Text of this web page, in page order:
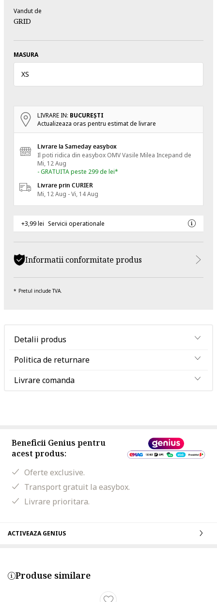
Vandut de
GRID
MASURA
XS
LIVRARE IN: BUCUREŞTI
Actualizeaza oras pentru estimat de livrare
Livrare la Sameday easybox
Il poti ridica din easybox OMV Vasile Milea Incepand de
Mi, 12 Aug
- GRATUITA peste 299 de lei*
Livrare prin CURIER
Mi, 12 Aug - Vi, 14 Aug
+3,99 lei Servicii operationale
Informatii conformitate produs
Pretul include TVA.
Detalii produs
Politica de returnare
Livrare comanda
Beneficii Genius pentru
acest produs:
Oferte exclusive.
Transport gratuit la easybox.
Livrare prioritara.
ACTIVEAZA GENIUS
Produse similare